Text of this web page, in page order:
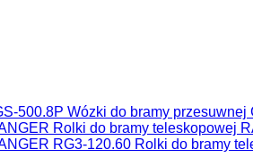
Wózki do bramy przesuwnej
Rolki do bramy teleskopowej
Rolki do bramy